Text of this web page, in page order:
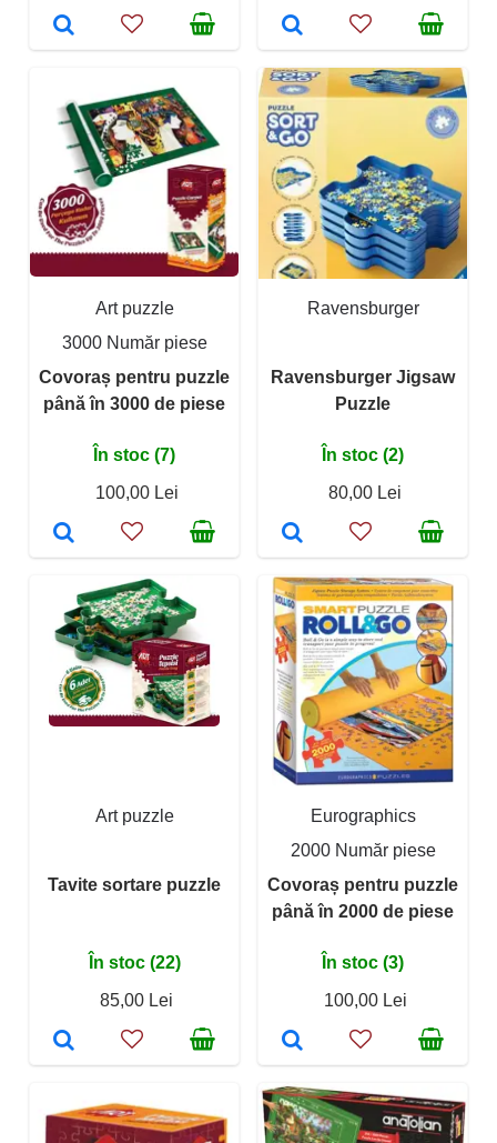
Art puzzle
3000 Număr piese
Covoraș pentru puzzle
până în 3000 de piese
În stoc (7)
100,00 Lei
Ravensburger
Ravensburger Jigsaw
Puzzle
În stoc (2)
80,00 Lei
Art puzzle
Tavite sortare puzzle
În stoc (22)
85,00 Lei
Eurographics
2000 Număr piese
Covoraș pentru puzzle
până în 2000 de piese
În stoc (3)
100,00 Lei